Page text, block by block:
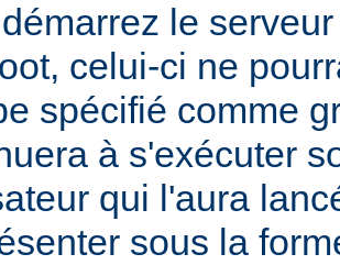
le
celui-ci ne
spécifié comme
à s'exécuter
qui l'aura
sous la